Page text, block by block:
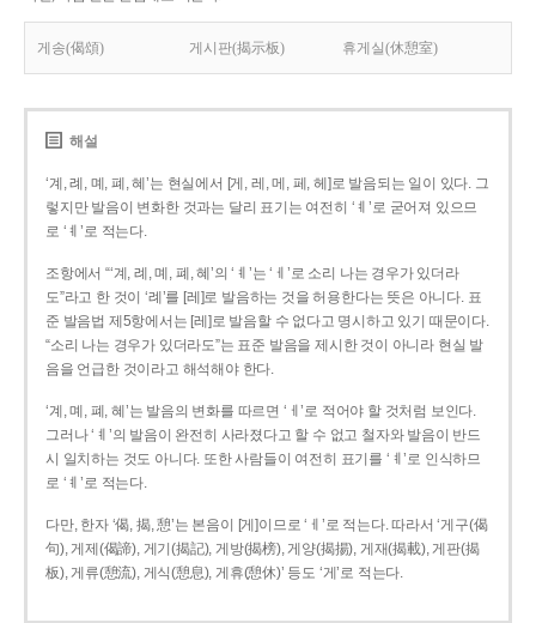
게송(偈頌) 게시판(揭示板) 휴게실(休憩室)
해설
‘계, 례, 몌, 폐, 혜’는 현실에서 [게, 레, 메, 페, 헤]로 발음되는 일이 있다. 그
렇지만 발음이 변화한 것과는 달리 표기는 여전히 ‘ㅖ’로 굳어져 있으므
로 ‘ㅖ’로 적는다.
조항에서 “‘계, 례, 몌, 폐, 혜’의 ‘ㅖ’는 ‘ㅔ’로 소리 나는 경우가 있더라
도”라고 한 것이 ‘례’를 [레]로 발음하는 것을 허용한다는 뜻은 아니다. 표
준 발음법 제5항에서는 [레]로 발음할 수 없다고 명시하고 있기 때문이다.
“소리 나는 경우가 있더라도”는 표준 발음을 제시한 것이 아니라 현실 발
음을 언급한 것이라고 해석해야 한다.
‘계, 몌, 폐, 혜’는 발음의 변화를 따르면 ‘ㅔ’로 적어야 할 것처럼 보인다.
그러나 ‘ㅖ’의 발음이 완전히 사라졌다고 할 수 없고 철자와 발음이 반드
시 일치하는 것도 아니다. 또한 사람들이 여전히 표기를 ‘ㅖ’로 인식하므
로 ‘ㅖ’로 적는다.
다만, 한자 ‘偈, 揭, 憩’는 본음이 [게]이므로 ‘ㅔ’로 적는다. 따라서 ‘게구(偈
句), 게제(偈諦), 게기(揭記), 게방(揭榜), 게양(揭揚), 게재(揭載), 게판(揭
板), 게류(憩流), 게식(憩息), 게휴(憩休)’ 등도 ‘게’로 적는다.